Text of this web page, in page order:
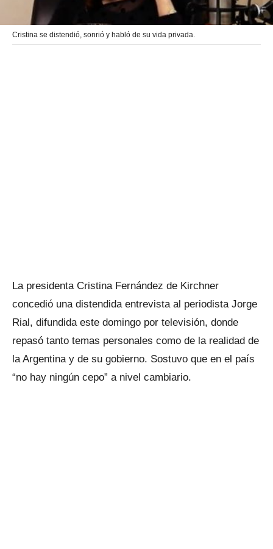
Cristina se distendió, sonrió y habló de su vida privada.
La presidenta Cristina Fernández de Kirchner
concedió una distendida entrevista al periodista Jorge
Rial, difundida este domingo por televisión, donde
repasó tanto temas personales como de la realidad de
la Argentina y de su gobierno. Sostuvo que en el país
“no hay ningún cepo” a nivel cambiario.